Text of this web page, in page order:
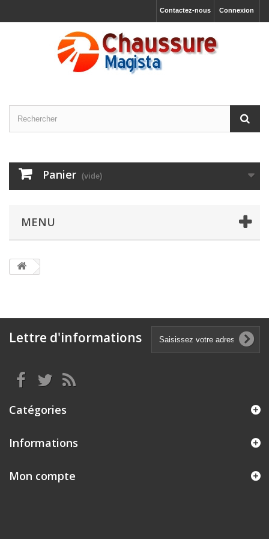
Connexion
Contactez-nous
Panier (vide)
MENU
Lettre d'informations
Catégories
Informations
Mon compte